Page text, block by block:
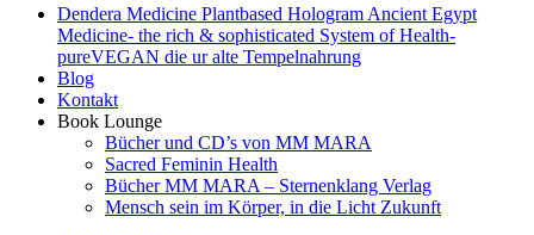
Dendera Medicine Plantbased Hologram Ancient Egypt
Medicine- the rich & sophisticated System of Health-
pureVEGAN die ur alte Tempelnahrung
Blog
Kontakt
Book Lounge
Bücher und CD’s von MM MARA
Sacred Feminin Health
Bücher MM MARA – Sternenklang Verlag
Mensch sein im Körper, in die Licht Zukunft